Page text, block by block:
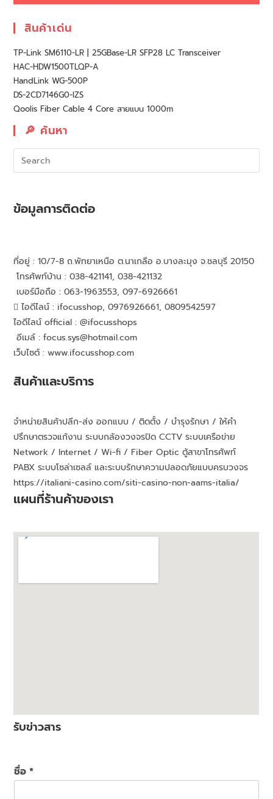
สินค้าเด่น
TP-Link SM6110-LR | 25GBase-LR SFP28 LC Transceiver
HAC-HDW1500TLQP-A
HandLink WG-500P
DS-2CD7146G0-IZS
Qoolis Fiber Cable 4 Core สายแบน 1000m
🔎︎ ค้นหา
ข้อมูลการติดต่อ
ที่อยู่ : 10/7-8 ถ.พัทยาเหนือ ต.นาเกลือ อ.บางละมุง จ.ชลบุรี 20150
โทรศัพท์บ้าน : 038-421141, 038-421132
เบอร์มือถือ : 063-1963553, 097-6926661
ไอดีไลน์ : ifocusshop, 0976926661,0809542597
ไอดีไลน์ official : @ifocusshops
อีเมล์ : focus.sys@hotmail.com
เว็บไซต์ : www.ifocusshop.com
สินค้าและบริการ
จำหน่ายสินค้าปลีก-ส่ง ออกแบบ / ติดตั้ง / บำรุงรักษา / ให้คำ
ปรึกษาตรวจแก้งาน ระบบกล้องวงจรปิด CCTV ระบบเครือข่าย
Network / Internet / Wi-fi / Fiber Optic ตู้สาขาโทรศัพท์
PABX ระบบโซล่าเซลล์ และระบบรักษาความปลอดภัยแบบครบวงจร
https://italiani-casino.com/siti-casino-non-aams-italia/
แผนที่ร้านค้าของเรา
รับข่าวสาร
ชื่อ*